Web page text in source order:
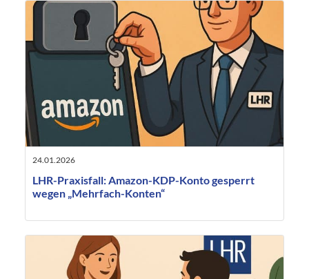
24.01.2026
LHR-Praxisfall: Amazon-KDP-Konto gesperrt
wegen „Mehrfach-Konten“